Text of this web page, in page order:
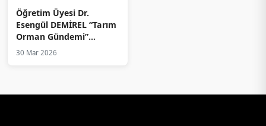
Öğretim Üyesi Dr.
Esengül DEMİREL “Tarım
Orman Gündemi”
Programının Konuğu
30 Mar 2026